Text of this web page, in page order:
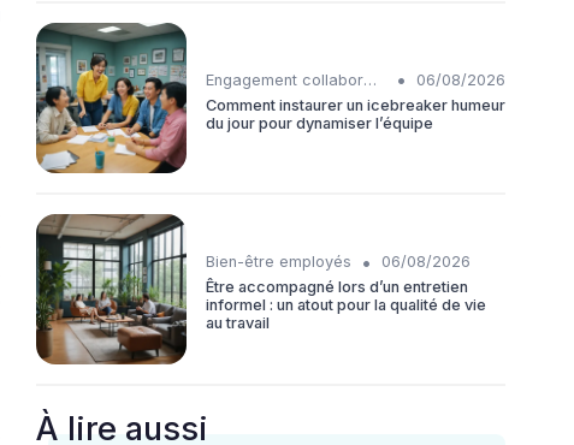
Engagement collaborateurs •
06/08/2026
Comment instaurer un icebreaker humeur
du jour pour dynamiser l’équipe
Bien-être employés •
06/08/2026
Être accompagné lors d’un entretien
informel : un atout pour la qualité de vie
au travail
À lire aussi